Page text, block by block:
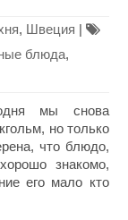
, Швеция |
блюда,
мы снова
но только
что блюдо,
знакомо,
его мало кто